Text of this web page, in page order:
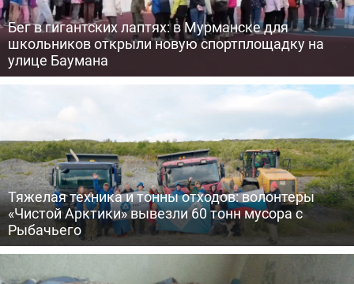
Бег в гигантских лаптях: в Мурманске для
школьников открыли новую спортплощадку на
улице Баумана
Тяжелая техника и тонны отходов: волонтеры
«Чистой Арктики» вывезли 60 тонн мусора с
Рыбачьего